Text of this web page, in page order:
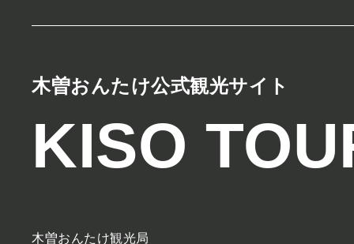
木曽おんたけ公式観光サイト
KISO
木曽おんたけ観光局